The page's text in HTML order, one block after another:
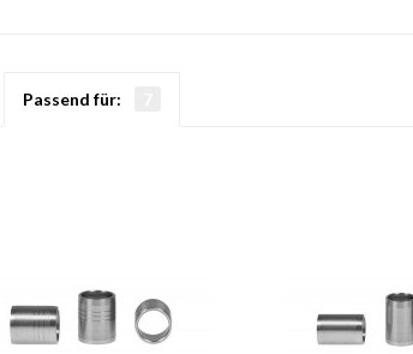
Passend für: